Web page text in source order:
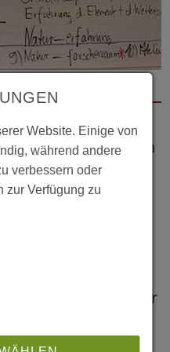
Team am ersten
Anhand von
Postkarten
wie die
Kinder waren und
haben. Auf
Raumkonzept für
Website. Einige von
während andere
verbessern oder
zur Verfügung zu